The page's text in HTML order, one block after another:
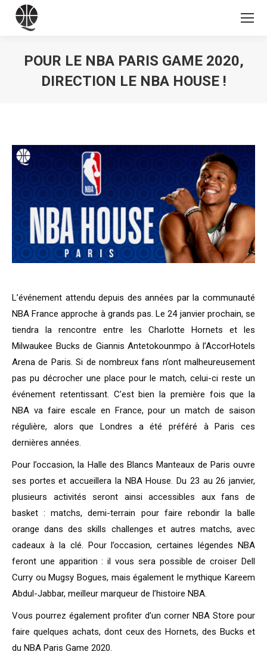
POUR LE NBA PARIS GAME 2020,
DIRECTION LE NBA HOUSE !
L’événement attendu depuis des années par la communauté
NBA France approche à grands pas. Le 24 janvier prochain, se
tiendra la rencontre entre les Charlotte Hornets et les
Milwaukee Bucks de Giannis Antetokounmpo à l’AccorHotels
Arena de Paris. Si de nombreux fans n’ont malheureusement
pas pu décrocher une place pour le match, celui-ci reste un
événement retentissant. C’est bien la première fois que la
NBA va faire escale en France, pour un match de saison
régulière, alors que Londres a été préféré à Paris ces
dernières années.
Pour l’occasion, la Halle des Blancs Manteaux de Paris ouvre
ses portes et accueillera la NBA House. Du 23 au 26 janvier,
plusieurs activités seront ainsi accessibles aux fans de
basket : matchs, demi-terrain pour faire rebondir la balle
orange dans des skills challenges et autres matchs, avec
cadeaux à la clé. Pour l’occasion, certaines légendes NBA
feront une apparition : il vous sera possible de croiser Dell
Curry ou Mugsy Bogues, mais également le mythique Kareem
Abdul-Jabbar, meilleur marqueur de l’histoire NBA.
Vous pourrez également profiter d’un corner NBA Store pour
faire quelques achats, dont ceux des Hornets, des Bucks et
du NBA Paris Game 2020.